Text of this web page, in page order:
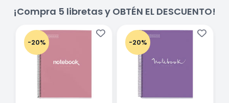
¡Compra 5 libretas y OBTÉN EL DESCUENTO!
-20% -20%